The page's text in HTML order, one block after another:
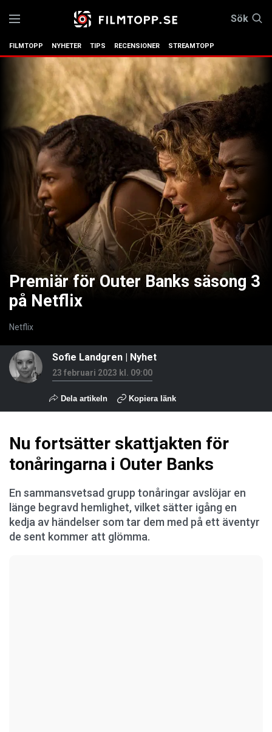
Sök
FILMTOPP NYHETER TIPS RECENSIONER STREAMTOPP
Premiär för Outer Banks säsong 3
på Netflix
Netflix
Sofie Landgren | Nyhet
23 februari 2023 kl. 09:00
Dela artikeln Kopiera länk
Nu fortsätter skattjakten för
tonåringarna i Outer Banks
En sammansvetsad grupp tonåringar avslöjar en
länge begravd hemlighet, vilket sätter igång en
kedja av händelser som tar dem med på ett äventyr
de sent kommer att glömma.